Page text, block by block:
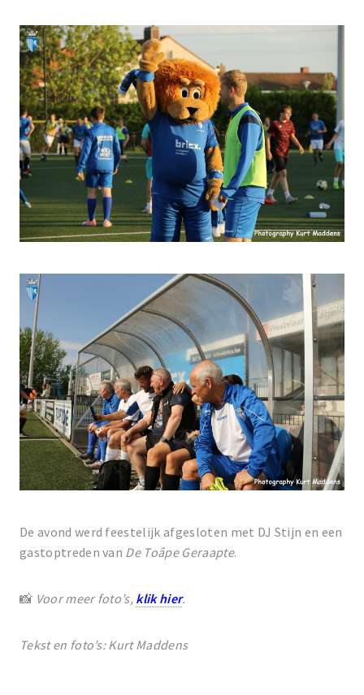
De avond werd feestelijk afgesloten met DJ Stijn en een
gastoptreden van De Toâpe Geraapte.
📸 Voor meer foto’s, klik hier.
Tekst en foto’s: Kurt Maddens